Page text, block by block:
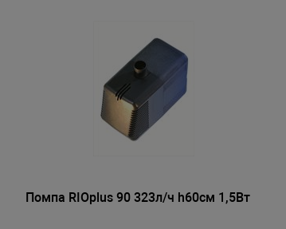
Помпа RIOplus 90 323л/ч h60см 1,5Bт